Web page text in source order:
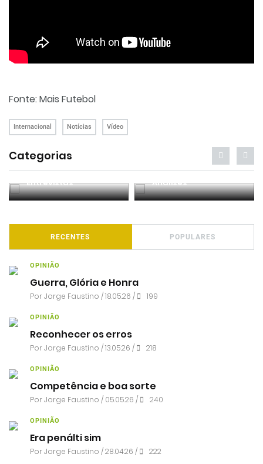
Fonte: Mais Futebol
Internacional Notícias Vídeo
Categorias
Entrevistas Análises
RECENTES POPULARES
OPINIÃO
Guerra, Glória e Honra
PorJorge Faustino / 18.05.26 / 199
OPINIÃO
Reconhecer os erros
PorJorge Faustino / 13.05.26 / 218
OPINIÃO
Competência e boa sorte
PorJorge Faustino / 05.05.26 / 240
OPINIÃO
Era penálti sim
PorJorge Faustino / 28.04.26 / 222